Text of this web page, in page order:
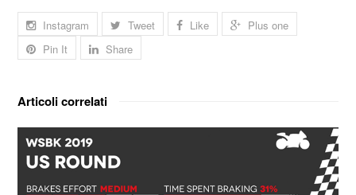
Instagram Tweet Like
Plus one
Pin It
Share
Articoli correlati